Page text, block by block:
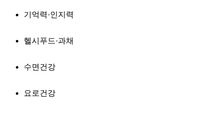
기억력·인지력
헬시푸드·과채
수면건강
요로건강